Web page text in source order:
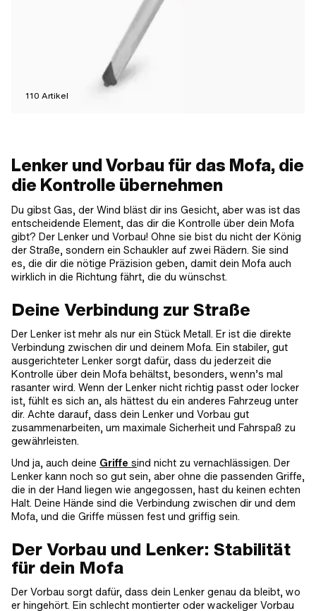
110 Artikel
Lenker und Vorbau für das Mofa, die
die Kontrolle übernehmen
Du gibst Gas, der Wind bläst dir ins Gesicht, aber was ist das
entscheidende Element, das dir die Kontrolle über dein Mofa
gibt? Der Lenker und Vorbau! Ohne sie bist du nicht der König
der Straße, sondern ein Schaukler auf zwei Rädern. Sie sind
es, die dir die nötige Präzision geben, damit dein Mofa auch
wirklich in die Richtung fährt, die du wünschst.
Deine Verbindung zur Straße
Der Lenker ist mehr als nur ein Stück Metall. Er ist die direkte
Verbindung zwischen dir und deinem Mofa. Ein stabiler, gut
ausgerichteter Lenker sorgt dafür, dass du jederzeit die
Kontrolle über dein Mofa behältst, besonders, wenn’s mal
rasanter wird. Wenn der Lenker nicht richtig passt oder locker
ist, fühlt es sich an, als hättest du ein anderes Fahrzeug unter
dir. Achte darauf, dass dein Lenker und Vorbau gut
zusammenarbeiten, um maximale Sicherheit und Fahrspaß zu
gewährleisten.
Und ja, auch deine Griffe sind nicht zu vernachlässigen. Der
Lenker kann noch so gut sein, aber ohne die passenden Griffe,
die in der Hand liegen wie angegossen, hast du keinen echten
Halt. Deine Hände sind die Verbindung zwischen dir und dem
Mofa, und die Griffe müssen fest und griffig sein.
Der Vorbau und Lenker: Stabilität
für dein Mofa
Der Vorbau sorgt dafür, dass dein Lenker genau da bleibt, wo
er hingehört. Ein schlecht montierter oder wackeliger Vorbau